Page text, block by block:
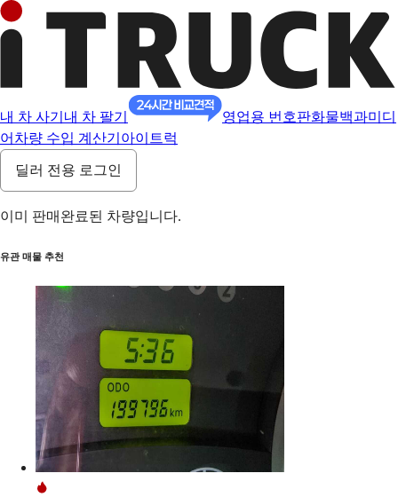
내 차 사기 내 차 팔기 영업용 번호판화물백과미디
어 차량 수입 계산기 아이트럭
딜러 전용 로그인
이미 판매완료된 차량입니다.
유관 매물 추천